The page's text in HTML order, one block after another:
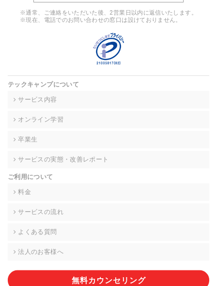
ンをとるために、氏名等の一部の情報をサービス内で使用する
チャットツールで発信することにより、本サービスの他の利用
者等に提供することがあります。
当社は事業運営上、前項利用目的の範囲に限って個人情報を外
高い委託先を選定し、個人情報の適正管理・機密保持について
個人情報の開示等(利用目的の通知、開示、内容の訂正・追加・
て、下記の当社問合わせ窓口に申し出ることができます。その
的な期間内に対応いたします。ただし、申請が本人確認が不可
により、ご希望に添えない場合があります。 なお、アクセスロ
グなどの個人情報以外の情報については、原則として開示等は
株式会社div 個人情報問合せ窓口
メールアドレス:privacy_policy@di-v.co.jp
ご本人様が当社に個人情報を提供されるかどうかは任意による
※通常、ご連絡をいただいた後、2営業日以内に返信いたします。
※現在、電話でのお問い合わせの窓口は設けておりません。
テックキャンプについて
サービス内容
オンライン学習
卒業生
サービスの実態・改善レポート
ご利用について
料金
サービスの流れ
よくある質問
法人のお客様へ
無料カウンセリング